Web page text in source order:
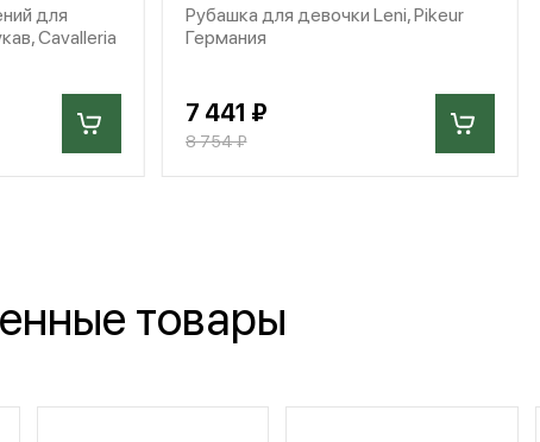
для
Cavalleria
Рубашка для девочки Leni, Pikeur
Германия
7 441 ₽
8 754 ₽
товары